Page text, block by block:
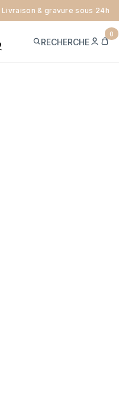
Livraison & gravure sous 24h
RECHERCHE
ME
0